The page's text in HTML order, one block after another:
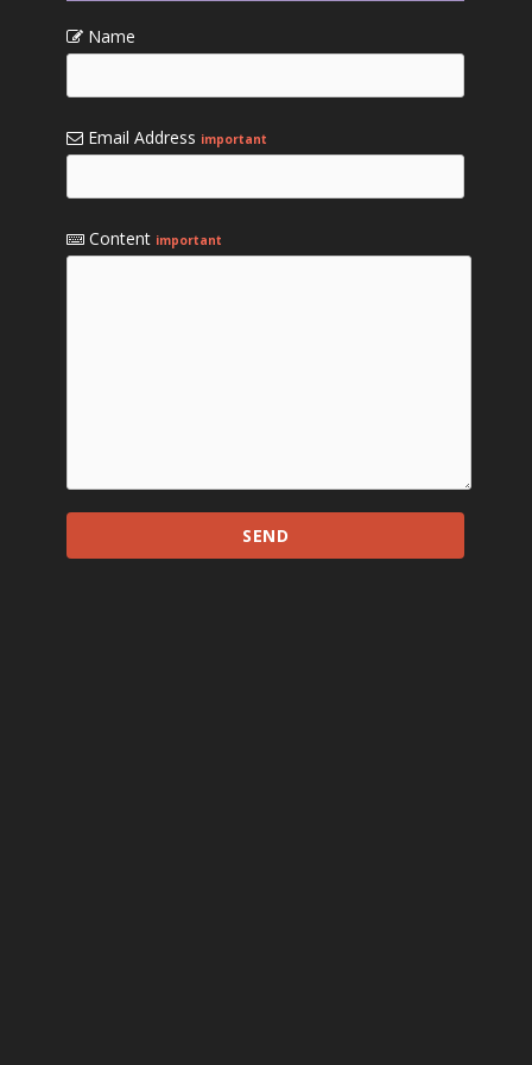
Name
Email Address important
Content important